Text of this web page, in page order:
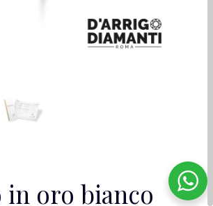
in oro bianco